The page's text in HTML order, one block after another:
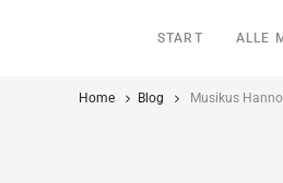
START ALLE
Home Blog Musikus